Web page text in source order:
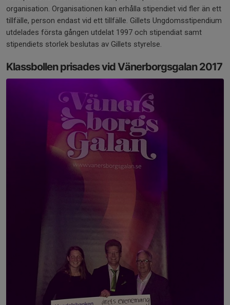
organisation. Organisationen kan erhålla stipendiet vid fler än ett
tillfälle, person endast vid ett tillfälle. Gillets Ungdomsstipendium
utdelades första gången utdelat 1997 och stipendiat samt
stipendiets storlek beslutas av Gillets styrelse.
Klassbollen prisades vid Vänerborgsgalan 2017